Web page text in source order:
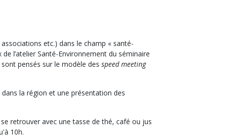
etc.) dans le champ « santé-
l’atelier Santé-Environnement du séminaire
pensés sur le modèle des speed meeting
la région et une présentation des
retrouver avec une tasse de thé, café ou jus
10h.